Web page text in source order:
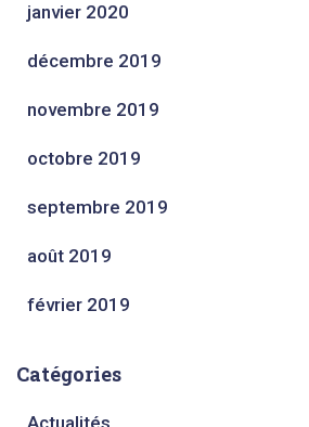
janvier 2020
décembre 2019
novembre 2019
octobre 2019
septembre 2019
août 2019
février 2019
Catégories
Actualités